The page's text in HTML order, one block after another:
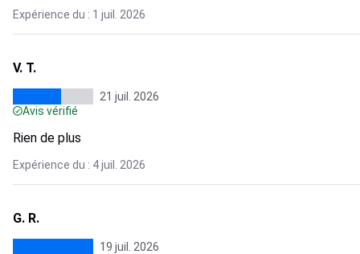
Expérience du : 1 juil. 2026
V. T.
21 juil. 2026
Avis vérifié
Rien de plus
Expérience du : 4 juil. 2026
G. R.
19 juil. 2026